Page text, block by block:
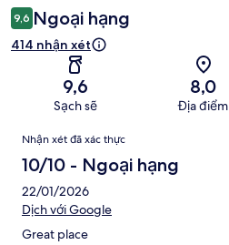
9,6 Ngoại hạng
414 nhận xét
9,6
Sạch sẽ
8,0
Địa điểm
Nhận
xét
Nhận xét đã xác thực
10/10 - Ngoại hạng
22/01/2026
Dịch với Google
Great place